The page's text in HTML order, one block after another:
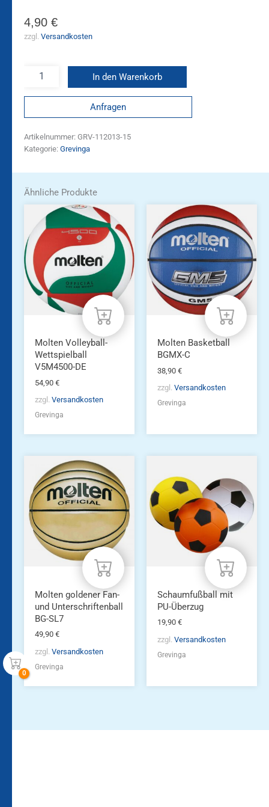
4,90 €
zzgl. Versandkosten
In den Warenkorb
Anfragen
Artikelnummer: GRV-112013-15
Kategorie: Grevinga
Ähnliche Produkte
Molten Volleyball-
Wettspielball
V5M4500-DE
54,90 €
zzgl. Versandkosten
Grevinga
Molten Basketball
BGMX-C
38,90 €
zzgl. Versandkosten
Grevinga
Molten goldener Fan-
und Unterschriftenball
BG-SL7
49,90 €
zzgl. Versandkosten
Grevinga
Schaumfußball mit
PU-Überzug
19,90 €
zzgl. Versandkosten
Grevinga